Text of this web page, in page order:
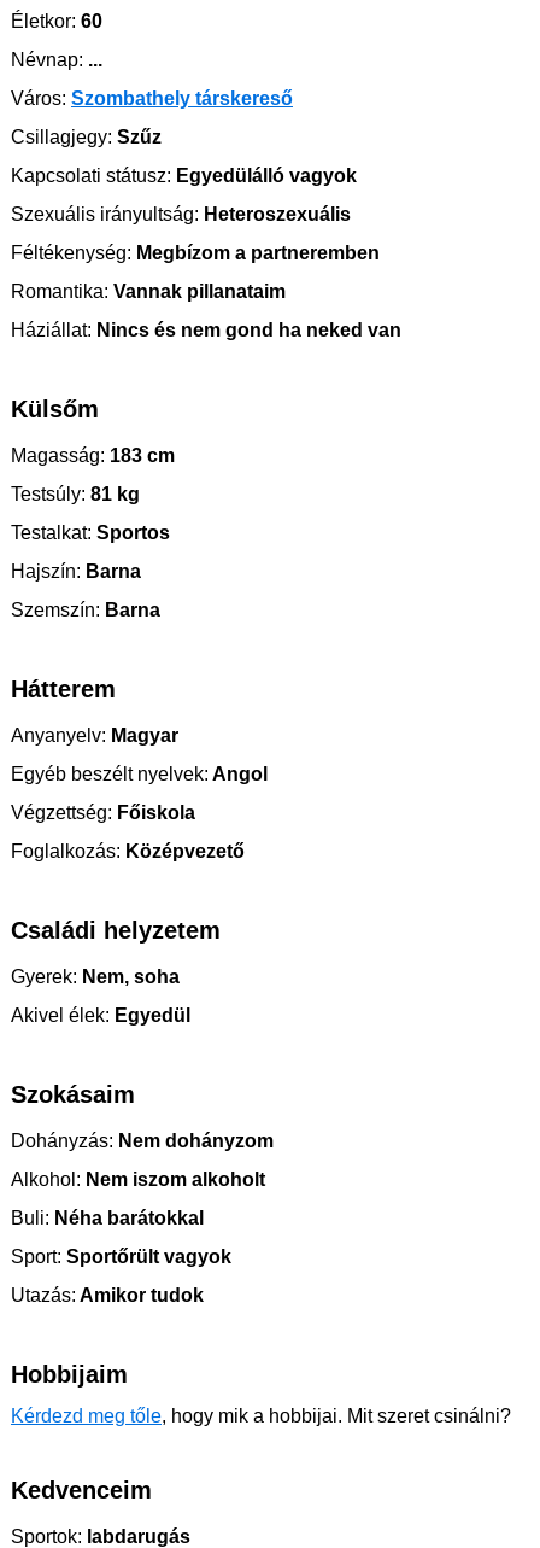
Életkor: 60
Névnap: ...
Város: Szombathely társkereső
Csillagjegy: Szűz
Kapcsolati státusz: Egyedülálló vagyok
Szexuális irányultság: Heteroszexuális
Féltékenység: Megbízom a partneremben
Romantika: Vannak pillanataim
Háziállat: Nincs és nem gond ha neked van
Külsőm
Magasság: 183 cm
Testsúly: 81 kg
Testalkat: Sportos
Hajszín: Barna
Szemszín: Barna
Hátterem
Anyanyelv: Magyar
Egyéb beszélt nyelvek: Angol
Végzettség: Főiskola
Foglalkozás: Középvezető
Családi helyzetem
Gyerek: Nem, soha
Akivel élek: Egyedül
Szokásaim
Dohányzás: Nem dohányzom
Alkohol: Nem iszom alkoholt
Buli: Néha barátokkal
Sport: Sportőrült vagyok
Utazás: Amikor tudok
Hobbijaim
Kérdezd meg tőle, hogy mik a hobbijai. Mit szeret csinálni?
Kedvenceim
Sportok: labdarugás